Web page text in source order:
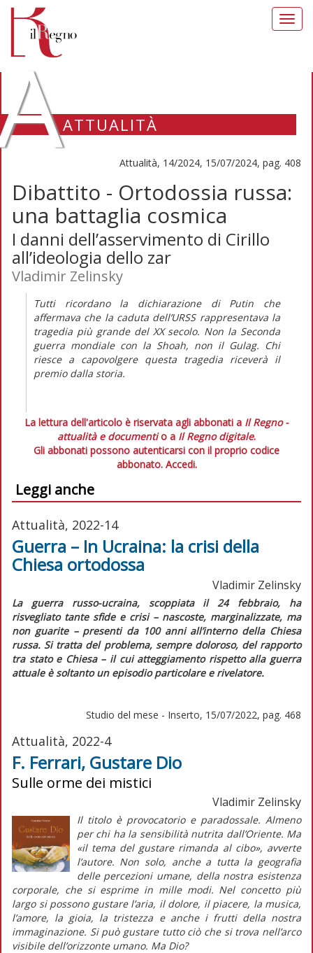
ATTUALITÀ
Attualità, 14/2024, 15/07/2024, pag. 408
Dibattito - Ortodossia russa:
una battaglia cosmica
I danni dell’asservimento di Cirillo
all’ideologia dello zar
Vladimir Zelinsky
Tutti ricordano la dichiarazione di Putin che
affermava che la caduta dell’URSS rappresentava la
tragedia più grande del XX secolo. Non la Seconda
guerra mondiale con la Shoah, non il Gulag. Chi
riesce a capovolgere questa tragedia riceverà il
premio dalla storia.
La lettura dell'articolo è riservata agli abbonati a Il Regno -
attualità e documentio a Il Regno digitale.
Gli abbonati possono autenticarsi con il proprio codice
abbonato. Accedi.
Leggi anche
Attualità, 2022-14
Guerra – In Ucraina: la crisi della
Chiesa ortodossa
Vladimir Zelinsky
La guerra russo-ucraina, scoppiata il 24 febbraio, ha
risvegliato tante sfide e crisi – nascoste, marginalizzate, ma
non guarite – presenti da 100 anni all’interno della Chiesa
russa. Si tratta del problema, sempre doloroso, del rapporto
tra stato e Chiesa – il cui atteggiamento rispetto alla guerra
attuale è soltanto un episodio particolare e rivelatore.
Studio del mese - Inserto, 15/07/2022, pag. 468
Attualità, 2022-4
F. Ferrari, Gustare Dio
Sulle orme dei mistici
Vladimir Zelinsky
Il titolo è provocatorio e paradossale. Almeno
per chi ha la sensibilità nutrita dall’Oriente. Ma
«il tema del gustare rimanda al cibo», avverte
l’autore. Non solo, anche a tutta la geografia
delle percezioni umane, della nostra esistenza
corporale, che si esprime in mille modi. Nel concetto più
largo si possono gustare l’aria, il dolore, il piacere, la musica,
l’amore, la gioia, la tristezza e anche i frutti della nostra
immaginazione. Si può gustare tutto ciò che si trova nell’arco
visibile dell’orizzonte umano. Ma Dio?